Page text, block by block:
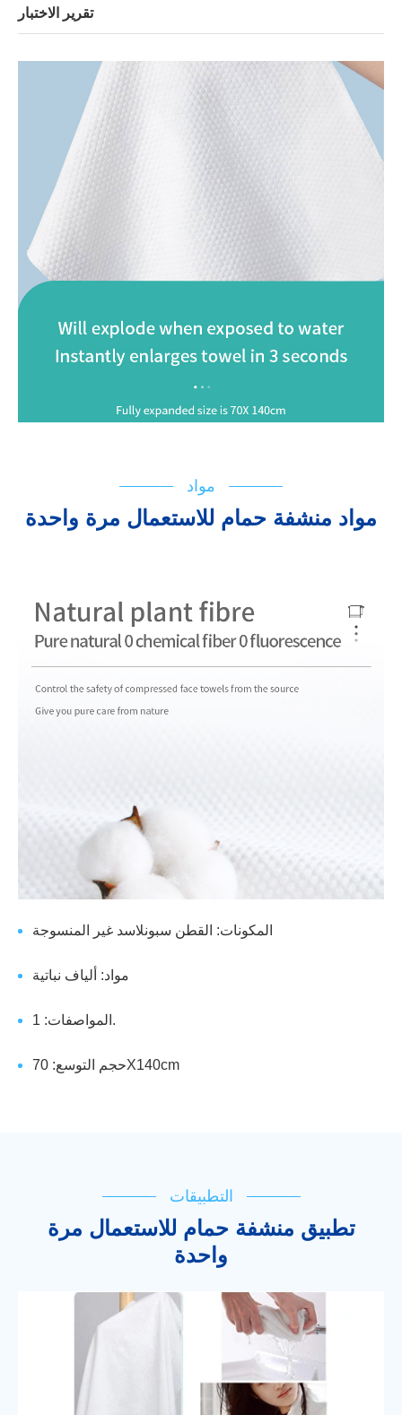
تقرير الاختبار
مواد
مواد منشفة حمام للاستعمال مرة واحدة
المكونات: القطن سبونلاسد غير المنسوجة
مواد: ألياف نباتية
المواصفات: 1.
حجم التوسع: 70X140cm
التطبيقات
تطبيق منشفة حمام للاستعمال مرة
واحدة